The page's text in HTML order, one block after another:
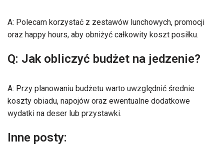
A: Polecam korzystać z zestawów lunchowych, promocji
oraz happy hours, aby obniżyć całkowity koszt posiłku.
Q: Jak obliczyć budżet na jedzenie?
A: Przy planowaniu budżetu warto uwzględnić średnie
koszty obiadu, napojów oraz ewentualne dodatkowe
wydatki na deser lub przystawki.
Inne posty: